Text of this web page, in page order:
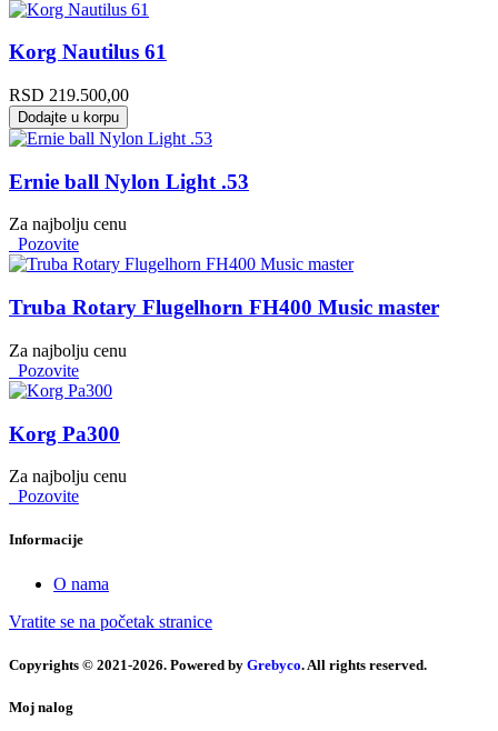
Korg Nautilus 61
RSD 219.500,00
Dodajte u korpu
Ernie ball Nylon Light .53
Za najbolju cenu
Pozovite
Truba Rotary Flugelhorn FH400 Music master
Za najbolju cenu
Pozovite
Korg Pa300
Za najbolju cenu
Pozovite
Informacije
O nama
Vratite se na početak stranice
Copyrights © 2021-2026. Powered by Grebyco. All rights reserved.
Moj nalog